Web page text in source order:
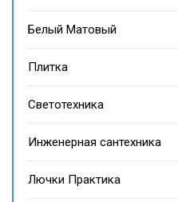
Белый Матовый
Плитка
Светотехника
Инженерная сантехника
Лючки Практика